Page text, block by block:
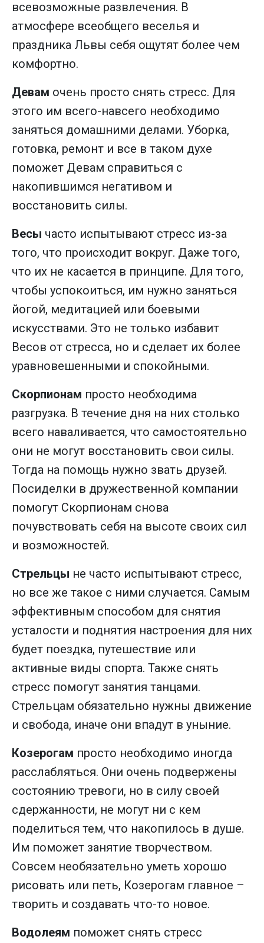
всевозможные развлечения. В
атмосфере всеобщего веселья и
праздника Львы себя ощутят более чем
комфортно.
Девам очень просто снять стресс. Для
этого им всего-навсего необходимо
заняться домашними делами. Уборка,
готовка, ремонт и все в таком духе
поможет Девам справиться с
накопившимся негативом и
восстановить силы.
Весы часто испытывают стресс из-за
того, что происходит вокруг. Даже того,
что их не касается в принципе. Для того,
чтобы успокоиться, им нужно заняться
йогой, медитацией или боевыми
искусствами. Это не только избавит
Весов от стресса, но и сделает их более
уравновешенными и спокойными.
Скорпионам просто необходима
разгрузка. В течение дня на них столько
всего наваливается, что самостоятельно
они не могут восстановить свои силы.
Тогда на помощь нужно звать друзей.
Посиделки в дружественной компании
помогут Скорпионам снова
почувствовать себя на высоте своих сил
и возможностей.
Стрельцы не часто испытывают стресс,
но все же такое с ними случается. Самым
эффективным способом для снятия
усталости и поднятия настроения для них
будет поездка, путешествие или
активные виды спорта. Также снять
стресс помогут занятия танцами.
Стрельцам обязательно нужны движение
и свобода, иначе они впадут в уныние.
Козерогам просто необходимо иногда
расслабляться. Они очень подвержены
состоянию тревоги, но в силу своей
сдержанности, не могут ни с кем
поделиться тем, что накопилось в душе.
Им поможет занятие творчеством.
Совсем необязательно уметь хорошо
рисовать или петь, Козерогам главное –
творить и создавать что-то новое.
Водолеям поможет снять стресс